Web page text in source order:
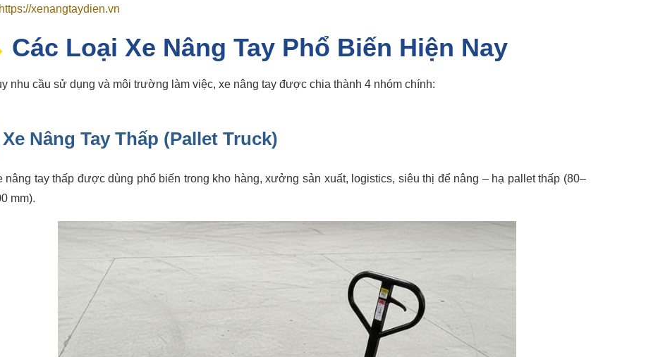
https://xenangtaydien.vn
Các Loại Xe Nâng Tay Phổ Biến Hiện Nay
nhu cầu sử dụng và môi trường làm việc, xe nâng tay được chia thành 4 nhóm chính:
Xe Nâng Tay Thấp (Pallet Truck)
nâng tay thấp được dùng phổ biến trong kho hàng, xưởng sản xuất, logistics, siêu thị để nâng – hạ pallet thấp (80–
mm).